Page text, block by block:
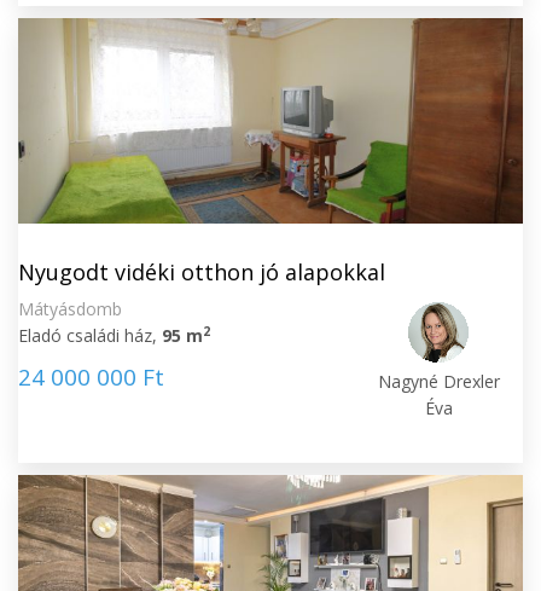
Nyugodt vidéki otthon jó alapokkal
Mátyásdomb
Eladó családi ház, 95 m2
24 000 000 Ft
Nagyné Drexler
Éva